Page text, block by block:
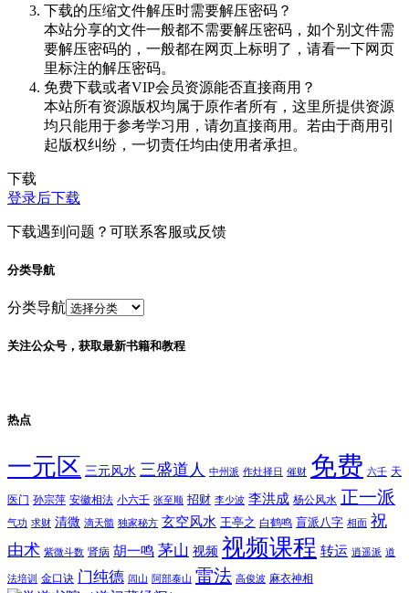
下载的压缩文件解压时需要解压密码？
本站分享的文件一般都不需要解压密码，如个别文件需
要解压密码的，一般都在网页上标明了，请看一下网页
里标注的解压密码。
免费下载或者VIP会员资源能否直接商用？
本站所有资源版权均属于原作者所有，这里所提供资源
均只能用于参考学习用，请勿直接商用。若由于商用引
起版权纠纷，一切责任均由使用者承担。
下载
登录后下载
下载遇到问题？可联系客服或反馈
分类导航
分类导航
关注公众号，获取最新书籍和教程
热点
一元区 三元风水 三盛道人 中州派 作灶择日 催财 免费 六壬 天
医门 孙宗萍 安徽相法 小六壬 张至顺 招财 李少波 李洪成 杨公风水 正一派
气功 求财 清微 滴天髓 独家秘方 玄空风水 王亭之 白鹤鸣 盲派八字 相面 祝
由术 紫微斗数 肾病 胡一鸣 茅山 视频 视频课程 转运 逍遥派 道
法培训 金口诀 门纯德 闾山 阿部泰山 雷法 高俊波 麻衣神相